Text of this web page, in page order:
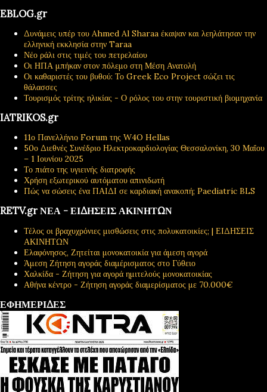
EBLOG.gr
Δυνάμεις υπέρ του Ahmed Al Sharaa έκαψαν και λεηλάτησαν την
ελληνική εκκλησία στην Taraa
Νέο ράλι στις τιμές του πετρελαίου
Οι ΗΠΑ μπήκαν στον πόλεμο στη Μέση Ανατολή
Οι καθαριστές του βυθού: Το Greek Eco Project σώζει τις
θάλασσες
Τουρισμός τρίτης ηλικίας - Ο ρόλος του στην τουριστική βιομηχανία
IATRIKOS.gr
11ο Πανελλήνιο Forum της W4O Hellas
50ο Διεθνές Συνέδριο Ηλεκτροκαρδιολογίας Θεσσαλονίκη, 30 Μαΐου
– 1 Ιουνίου 2025
Το πιάτο της υγιεινής διατροφής
Χρήση εξωτερικού αυτόματου απινιδωτή
Πώς να σώσεις ένα ΠΑΙΔΙ σε καρδιακή ανακοπή; Paediatric BLS
RETV.gr ΝΕΑ - ΕΙΔΗΣΕΙΣ ΑΚΙΝΗΤΩΝ
Τέλος οι βραχυχρόνιες μισθώσεις στις πολυκατοικίες; | ΕΙΔΗΣΕΙΣ
ΑΚΙΝΗΤΩΝ
Ελαφόνησος, Ζητείται μονοκατοικία για άμεση αγορά
Άμεση Ζήτηση αγοράς διαμέρισματος στο Γύθειο
Χαλκίδα - Ζήτηση για αγορά ημιτελούς μονοκατοικίας
Αθήνα κέντρο - Ζήτηση αγοράς διαμερίσματος με 70.000€
ΕΦΗΜΕΡΙΔΕΣ